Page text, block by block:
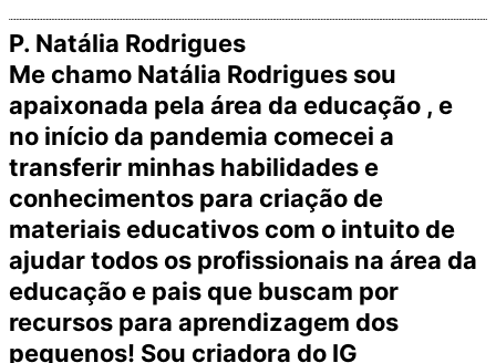
P. Natália Rodrigues
Me chamo Natália Rodrigues sou
apaixonada pela área da educação , e
no início da pandemia comecei a
transferir minhas habilidades e
conhecimentos para criação de
materiais educativos com o intuito de
ajudar todos os profissionais na área da
educação e pais que buscam por
recursos para aprendizagem dos
pequenos! Sou criadora do IG